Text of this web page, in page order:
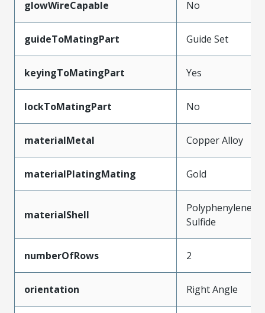
glowWireCapable No
guideToMatingPart Guide Set
keyingToMatingPart Yes
lockToMatingPart No
materialMetal Copper Alloy
materialPlatingMating Gold
materialShell
Polyphenylene
Sulfide
numberOfRows 2
orientation Right Angle